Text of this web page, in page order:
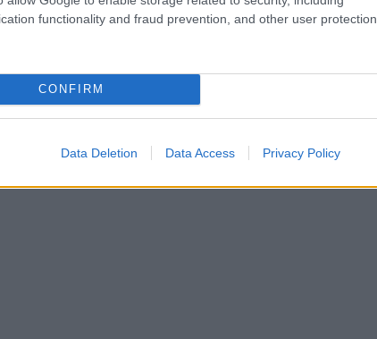
functionality and fraud prevention, and other user protection.
CONFIRM
Data Deletion Data Access Privacy Policy